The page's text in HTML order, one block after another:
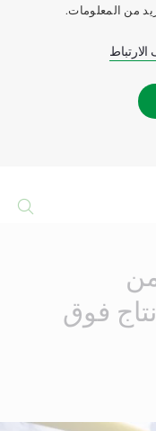
من المعلومات.
فوق